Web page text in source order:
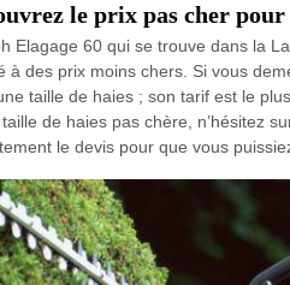
le prix pas cher
Elagage 60 qui se trouve dans la
à des prix moins chers. Si vous
taille de haies ; son tarif est le
taille de haies pas chère, n’hésitez
le devis pour que vous